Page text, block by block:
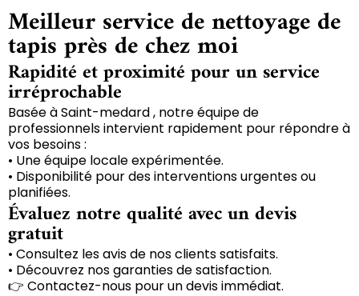
Meilleur service de nettoyage de
tapis près de chez moi
Rapidité et proximité pour un service
irréprochable
Basée à Saint-medard , notre équipe de
professionnels intervient rapidement pour répondre à
vos besoins :
• Une équipe locale expérimentée.
• Disponibilité pour des interventions urgentes ou
planifiées.
Évaluez notre qualité avec un devis
gratuit
• Consultez les avis de nos clients satisfaits.
• Découvrez nos garanties de satisfaction.
👉 Contactez-nous pour un devis immédiat.